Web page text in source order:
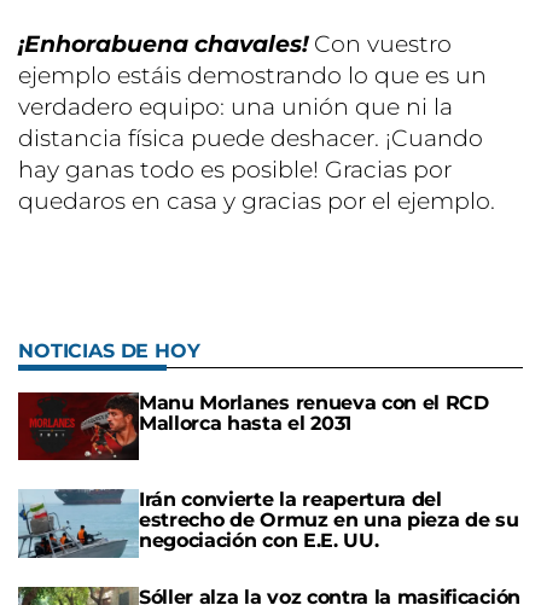
¡Enhorabuena chavales! Con vuestro
ejemplo estáis demostrando lo que es un
verdadero equipo: una unión que ni la
distancia física puede deshacer. ¡Cuando
hay ganas todo es posible! Gracias por
quedaros en casa y gracias por el ejemplo.
NOTICIAS DE HOY
Manu Morlanes renueva con el RCD
Mallorca hasta el 2031
Irán convierte la reapertura del
estrecho de Ormuz en una pieza de su
negociación con E.E. UU.
Sóller alza la voz contra la masificación